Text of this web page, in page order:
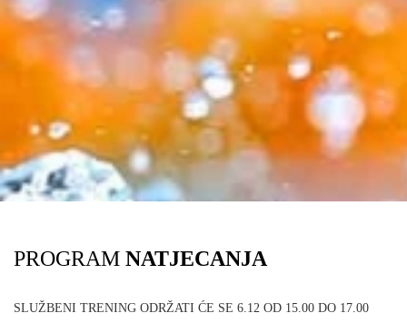
PROGRAM NATJECANJA
SLUŽBENI TRENING ODRŽATI ĆE SE 6.12 OD 15.00 DO 17.00